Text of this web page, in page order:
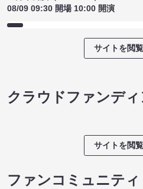
08/09 09:30 開場 10:00 開演
サイトを閲
クラウドファンデ
サイトを閲
ファンコミュニティ